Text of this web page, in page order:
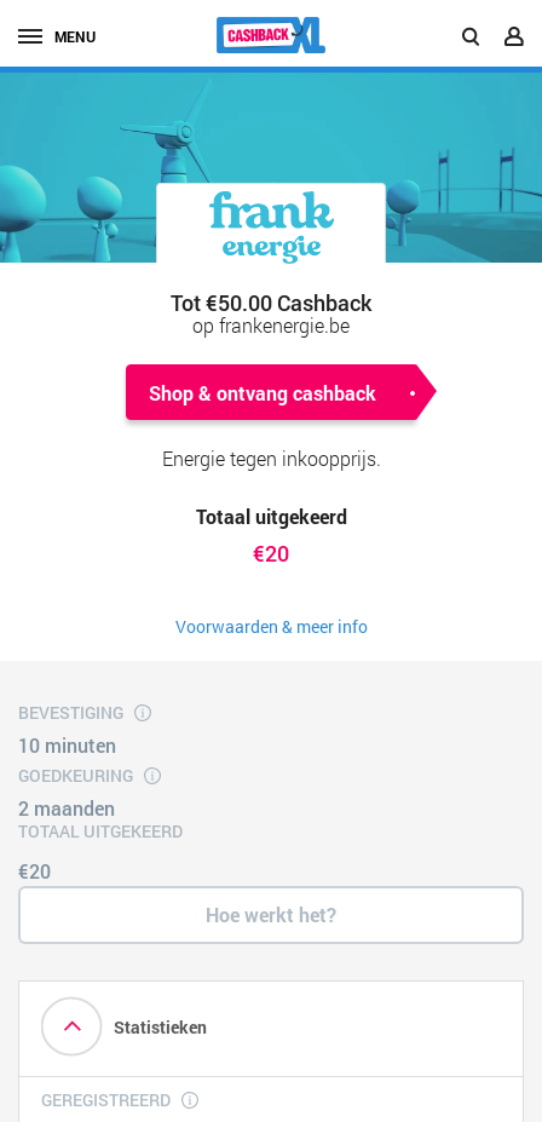
MENU
Tot €50.00 Cashback
op frankenergie.be
Shop & ontvang cashback
Energie tegen inkoopprijs.
Totaal uitgekeerd
€20
Voorwaarden & meer info
BEVESTIGING
10 minuten
GOEDKEURING
2 maanden
TOTAAL UITGEKEERD
€20
Hoe werkt het?
Statistieken
GEREGISTREERD